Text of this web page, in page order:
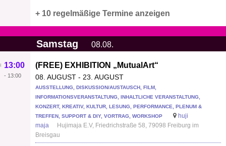
+ 10 regelmäßige Termine anzeigen
Samstag 08.08.
(FREE) EXHIBITION „MutualArt“
08. AUGUST - 23. AUGUST
13:00
- 13:00
AUSSTELLUNG, DISKUSSION/AUSTAUSCH, FILM,
INFORMATIONSVERANSTALTUNG, INHALTLICHE VERANSTALTUNG,
KONZERT, KREATIV, KULTUR, LESUNG, PERFORMANCE, PLENUM &
TREFFEN, SUPPORT & DIY, VORTRAG, WORKSHOP
huji
maja
Hujimaja E.V, Friedrichstraße 58, 79098 Freiburg im
Breisgau